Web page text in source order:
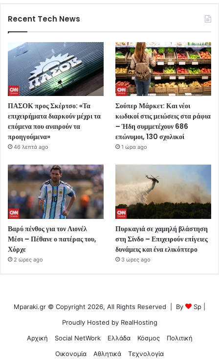
Recent Tech News
ΠΑΣΟΚ προς Σκέρτσο: «Τα
επιχειρήματα διαρκούν μέχρι τα
επόμενα που αναιρούν τα
προηγούμενα»
46 λεπτά ago
Σούπερ Μάρκετ: Και νέοι
κωδικοί στις μειώσεις στα ράφια
– Ήδη συμμετέχουν 686
επώνυμοι, 130 σχολικοί
1 ώρα ago
Βαρύ πένθος για τον Λιονέλ
Μέσι – Πέθανε ο πατέρας του,
Χόρχε
2 ώρες ago
Πυρκαγιά σε χαμηλή βλάστηση
στη Σίνδο – Επιχειρούν επίγειες
δυνάμεις και ένα ελικόπτερο
3 ώρες ago
Mparaki.gr © Copyright 2026, All Rights Reserved | By Sp
Proudly Hosted by RealHosting
Αρχική
Social NetWork Ελλάδα Κόσμος
Πολιτική
Οικονομία
Αθλητικά Τεχνολογία